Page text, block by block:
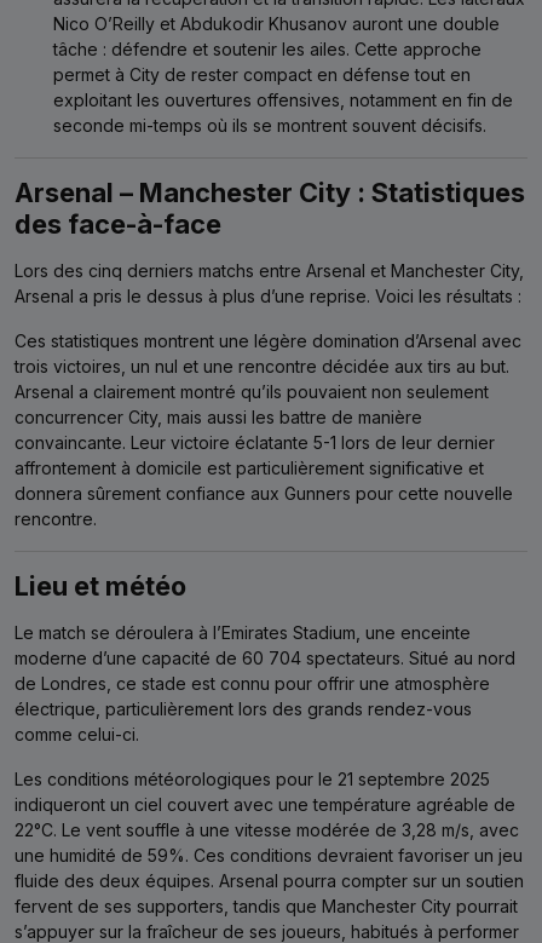
Nico O’Reilly et Abdukodir Khusanov auront une double
tâche : défendre et soutenir les ailes. Cette approche
permet à City de rester compact en défense tout en
exploitant les ouvertures offensives, notamment en fin de
seconde mi-temps où ils se montrent souvent décisifs.
Arsenal – Manchester City : Statistiques
des face-à-face
Lors des cinq derniers matchs entre Arsenal et Manchester City,
Arsenal a pris le dessus à plus d’une reprise. Voici les résultats :
Ces statistiques montrent une légère domination d’Arsenal avec
trois victoires, un nul et une rencontre décidée aux tirs au but.
Arsenal a clairement montré qu’ils pouvaient non seulement
concurrencer City, mais aussi les battre de manière
convaincante. Leur victoire éclatante 5-1 lors de leur dernier
affrontement à domicile est particulièrement significative et
donnera sûrement confiance aux Gunners pour cette nouvelle
rencontre.
Lieu et météo
Le match se déroulera à l’Emirates Stadium, une enceinte
moderne d’une capacité de 60 704 spectateurs. Situé au nord
de Londres, ce stade est connu pour offrir une atmosphère
électrique, particulièrement lors des grands rendez-vous
comme celui-ci.
Les conditions météorologiques pour le 21 septembre 2025
indiqueront un ciel couvert avec une température agréable de
22°C. Le vent souffle à une vitesse modérée de 3,28 m/s, avec
une humidité de 59%. Ces conditions devraient favoriser un jeu
fluide des deux équipes. Arsenal pourra compter sur un soutien
fervent de ses supporters, tandis que Manchester City pourrait
s’appuyer sur la fraîcheur de ses joueurs, habitués à performer